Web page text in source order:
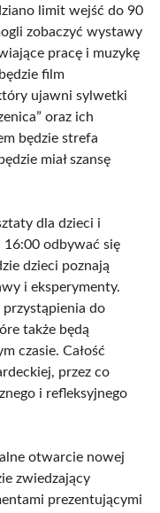
limit wejść do 90
zobaczyć wystawy
pracę i muzykę
film
ujawni sylwetki
oraz ich
będzie strefa
miał szansę
dla dzieci i
16:00 odbywać się
dzieci poznają
i eksperymenty.
do
także będą
czasie. Całość
przez co
i refleksyjnego
otwarcie nowej
zwiedzający
prezentującymi